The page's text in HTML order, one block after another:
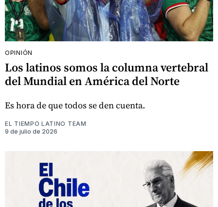
OPINIÓN
Los latinos somos la columna vertebral
del Mundial en América del Norte
Es hora de que todos se den cuenta.
EL TIEMPO LATINO TEAM
9 de julio de 2026